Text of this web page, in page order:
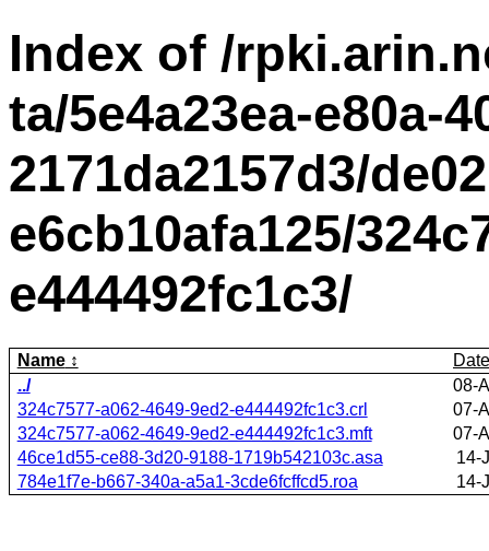
Index of /
ta/5e4a23ea-e80a-
2171da2157d3/
e6cb10afa125/
e444492fc1c3/
Name
Date
../
08-
324c7577-a062-4649-9ed2-e444492fc1c3.crl
07-
324c7577-a062-4649-9ed2-e444492fc1c3.mft
07-
46ce1d55-ce88-3d20-9188-1719b542103c.asa
14-
784e1f7e-b667-340a-a5a1-3cde6fcffcd5.roa
14-